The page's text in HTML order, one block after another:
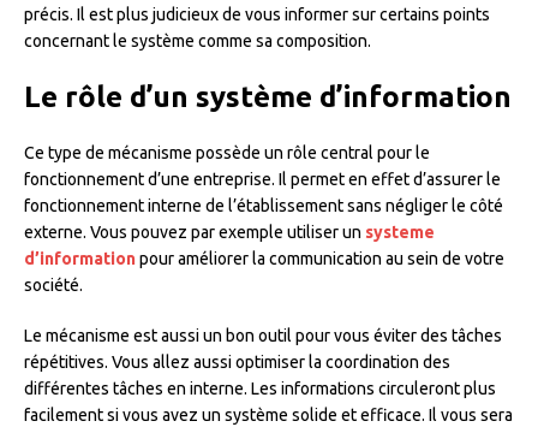
précis. Il est plus judicieux de vous informer sur certains points
concernant le système comme sa composition.
Le rôle d’un système d’information
Ce type de mécanisme possède un rôle central pour le
fonctionnement d’une entreprise. Il permet en effet d’assurer le
fonctionnement interne de l’établissement sans négliger le côté
externe. Vous pouvez par exemple utiliser un systeme
d’information pour améliorer la communication au sein de votre
société.
Le mécanisme est aussi un bon outil pour vous éviter des tâches
répétitives. Vous allez aussi optimiser la coordination des
différentes tâches en interne. Les informations circuleront plus
facilement si vous avez un système solide et efficace. Il vous sera